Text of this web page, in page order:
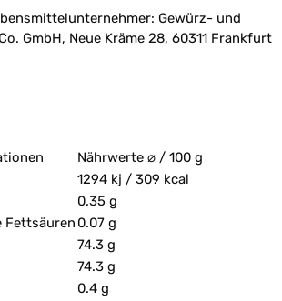
Gewürz- und
GmbH, Neue Kräme 28, 60311 Frankfurt
Nährwerte ⌀ / 100 g
1294 kj / 309 kcal
0.35 g
Fettsäuren 0.07 g
74.3 g
74.3 g
0.4 g